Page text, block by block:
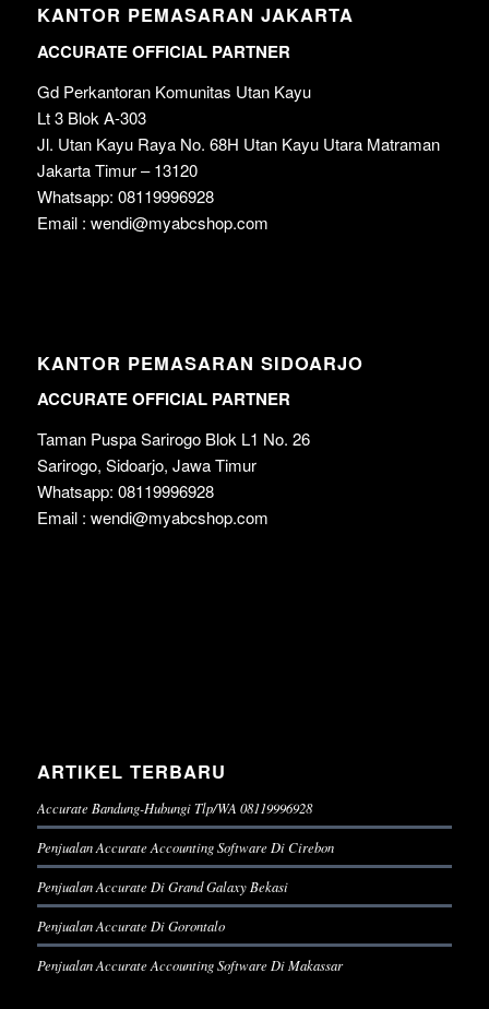
KANTOR PEMASARAN JAKARTA
ACCURATE OFFICIAL PARTNER
Gd Perkantoran Komunitas Utan Kayu
Lt 3 Blok A-303
Jl. Utan Kayu Raya No. 68H Utan Kayu Utara Matraman
Jakarta Timur – 13120
Whatsapp: 08119996928
Email : wendi@myabcshop.com
KANTOR PEMASARAN SIDOARJO
ACCURATE OFFICIAL PARTNER
Taman Puspa Sarirogo Blok L1 No. 26
Sarirogo, Sidoarjo, Jawa Timur
Whatsapp: 08119996928
Email : wendi@myabcshop.com
ARTIKEL TERBARU
Accurate Bandung-Hubungi Tlp/WA 08119996928
Penjualan Accurate Accounting Software Di Cirebon
Penjualan Accurate Di Grand Galaxy Bekasi
Penjualan Accurate Di Gorontalo
Penjualan Accurate Accounting Software Di Makassar